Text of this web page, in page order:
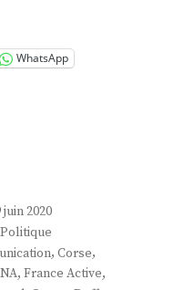
WhatsApp
juin 2020
Politique
, Corse,
, France Active,